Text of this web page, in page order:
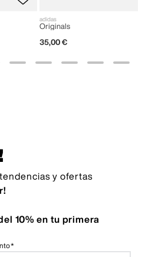
adidas
Originals
35,00 €
y ofertas
10% en tu primera